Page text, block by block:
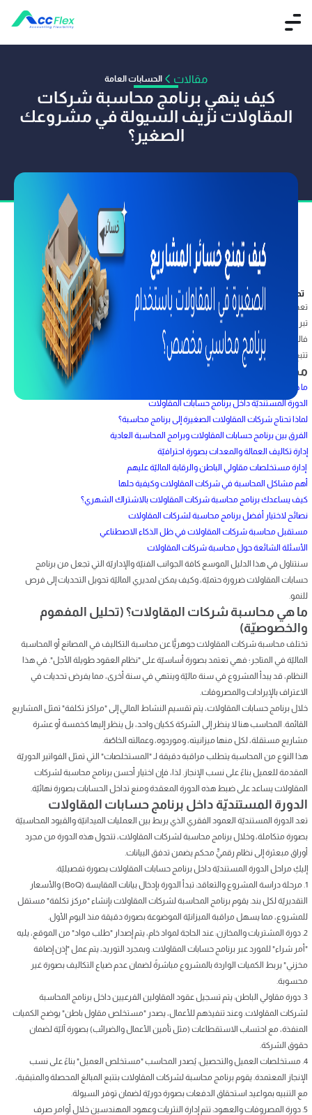
مقالات الحسابات العامة
️كيف ينهي برنامج محاسبة شركات
المقاولات نزيف السيولة في مشروعك
الصغير؟
تم النشر بواسطة فريق أكفليكس
25 يناير 2026
تعد صناعة التشييد من أعقد القطاعات نظرًا لتداخل العوامل البشرية واللوجستية، وهنا
تبرز محاسبة شركات المقاولات كحجر زاوية يحمي المنظومة من التكاليف غير المحسوبة.
فالنجاح يتطلب نظامًا ماليًّا محكمًا يقوده أفضل برنامج محاسبة لشركات المقاولات لضمان
تتبع كل حركة ماليّة في المواقع بصورة دقيقة.
محتويات المقال
ما هي محاسبة شركات المقاولات؟ (تحليل المفهوم والخصوصيّة)
الدورة المستنديّة داخل برنامج حسابات المقاولات
لماذا تحتاج شركات المقاولات الصغيرة إلى برنامج محاسبة؟
الفرق بين برنامج حسابات المقاولات وبرامج المحاسبة العادية
إدارة تكاليف العمالة والمعدات بصورة احترافيّة
إدارة مستخلصات مقاولي الباطن والرقابة الماليّة عليهم
أهم مشاكل المحاسبة في شركات المقاولات وكيفية حلها
كيف يساعدك برنامج محاسبة شركات المقاولات بالاشتراك الشهري؟
نصائح لاختيار أفضل برنامج محاسبة لشركات المقاولات
مستقبل محاسبة شركات المقاولات في ظل الذكاء الاصطناعي
الأسئلة الشائعة حول محاسبة شركات المقاولات
سنتناول في هذا الدليل الموسع كافة الجوانب الفنيّة والإداريّة التي تجعل من برنامج
حسابات المقاولات ضرورة حتميّة، وكيف يمكن لمديري الماليّة تحويل التحديات إلى فرص
للنمو.
ما هي محاسبة شركات المقاولات؟ (تحليل المفهوم
والخصوصيّة)
تختلف محاسبة شركات المقاولات جوهريًّا عن محاسبة التكاليف في المصانع أو المحاسبة
الماليّة في المتاجر؛ فهي تعتمد بصورة أساسيّة على "نظام العقود طويلة الأجل". في هذا
النظام، قد يبدأ المشروع في سنة ماليّة وينتهي في سنة أخرى، مما يفرض تحديات في
الاعتراف بالإيرادات والمصروفات.
خلال برنامج حسابات المقاولات، يتم تقسيم النشاط المالي إلى "مراكز تكلفة" تمثل المشاريع
القائمة. المحاسب هنا لا ينظر إلى الشركة ككيان واحد، بل ينظر إليها كخمسة أو عشرة
مشاريع مستقلة، لكل منها ميزانيته، وموردوه، وعمالته الخاصّة.
هذا النوع من المحاسبة يتطلب مراقبة دقيقة لـ "المستخلصات" التي تمثل الفواتير الدوريّة
المقدمة للعميل بناءً على نسب الإنجاز. لذا، فإن اختيار أحسن برنامج محاسبة لشركات
المقاولات يساعد على ضبط هذه الدورة المعقدة ومنع تداخل الحسابات بصورة نهائيّة.
الدورة المستنديّة داخل برنامج حسابات المقاولات
تعد الدورة المستنديّة العمود الفقري الذي يربط بين العمليات الميدانيّة والقيود المحاسبيّة
بصورة متكاملة، وخلال برنامج محاسبة لشركات المقاولات، تتحول هذه الدورة من مجرد
أوراق مبعثرة إلى نظام رقميٍّ محكم يضمن تدفق البيانات.
إليكِ مراحل الدورة المستنديّة داخل برنامج حسابات المقاولات بصورة تفصيليّة:
1. مرحلة دراسة المشروع والتعاقد: تبدأ الدورة بإدخال بيانات المقايسة (BoQ) والأسعار
التقديريّة لكل بند. يقوم برنامج المحاسبة لشركات المقاولات بإنشاء "مركز تكلفة" مستقل
للمشروع، مما يسهل مراقبة الميزانيّة الموضوعة بصورة دقيقة منذ اليوم الأول.
2. دورة المشتريات والمخازن: عند الحاجة لمواد خام، يتم إصدار "طلب مواد" من الموقع، يليه
"أمر شراء" للمورد عبر برنامج حسابات المقاولات. وبمجرد التوريد، يتم عمل "إذن إضافة
مخزني" يربط الكميات الواردة بالمشروع مباشرةً لضمان عدم ضياع التكاليف بصورة غير
محسوبة.
3. دورة مقاولي الباطن: يتم تسجيل عقود المقاولين الفرعيين داخل برنامج المحاسبة
لشركات المقاولات. وعند تنفيذهم للأعمال، يصدر "مستخلص مقاول باطن" يوضح الكميات
المنفذة، مع احتساب الاستقطاعات (مثل تأمين الأعمال والضرائب) بصورة آليّة لضمان
حقوق الشركة.
4. مستخلصات العميل والتحصيل: يُصدر المحاسب "مستخلص العميل" بناءً على نسب
الإنجاز المعتمدة. يقوم برنامج محاسبة لشركات المقاولات بتتبع المبالغ المحصلة والمتبقية،
مع التنبيه بمواعيد استحقاق الدفعات بصورة دوريّة لضمان توفر السيولة.
5. دورة المصروفات والعهود: تتم إدارة النثريات وعهود المهندسين خلال أوامر صرف